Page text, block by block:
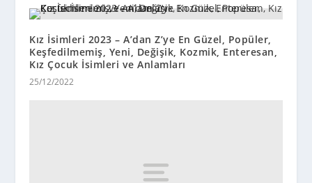
Kız İsimleri 2023 – A’dan Z’ye En Güzel, Popüler,
Keşfedilmemiş, Yeni, Değişik, Kozmik, Enteresan,
Kız Çocuk İsimleri ve Anlamları
25/12/2022